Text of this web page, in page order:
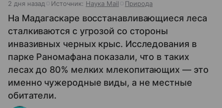
2 дня назад Источник: Наука Mail Природа
На Мадагаскаре восстанавливающиеся леса
сталкиваются с угрозой со стороны
инвазивных черных крыс. Исследования в
парке Раномафана показали, что в таких
лесах до 80% мелких млекопитающих — это
именно чужеродные виды, а не местные
обитатели.